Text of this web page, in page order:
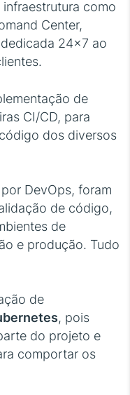
como
Center,
24×7 ao
de
CI/CD, para
dos diversos
DevOps, foram
de código,
de
e produção. Tudo
de
, pois
do projeto e
comportar os